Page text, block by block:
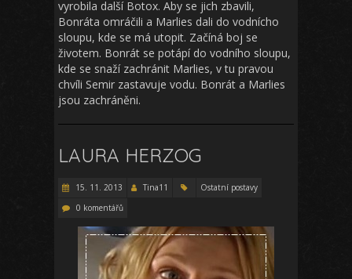
vyrobila další Botox. Aby se jich zbavili,
Bonráta omráčili a Marlies dali do vodnícho
sloupu, kde se má utopit. Začíná boj se
životem. Bonrát se potápí do vodního sloupu,
kde se snaží zachránit Marlies, v tu pravou
chvíli Semir zastavuje vodu. Bonrát a Marlies
jsou zachráněni.
LAURA HERZOG
15. 11. 2013 Tina11
Ostatní postavy
0 komentářů